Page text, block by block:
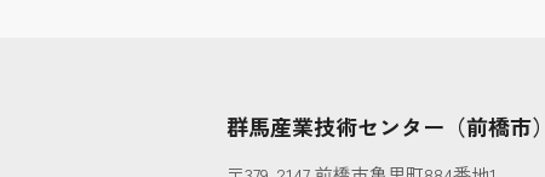
群馬産業技術センター（前橋市）